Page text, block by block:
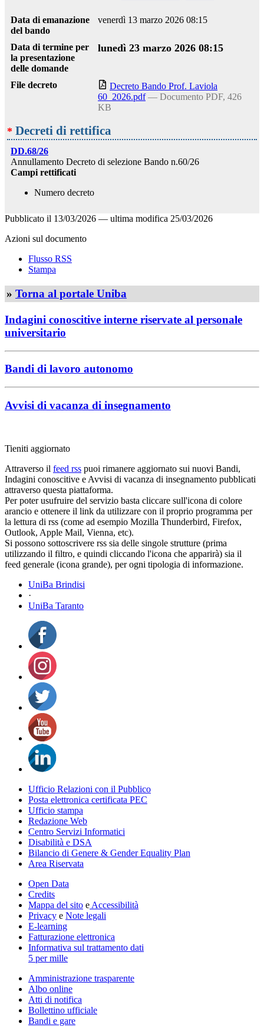
Data di emanazione
del bando
venerdì 13 marzo 2026 08:15
Data di termine per
la presentazione
delle domande
lunedì 23 marzo 2026 08:15
File decreto
Decreto Bando Prof. Laviola
60_2026.pdf — Documento PDF, 426
KB
* Decreti di rettifica
DD.68/26
Annullamento Decreto di selezione Bando n.60/26
Campi rettificati
Numero decreto
Pubblicato il 13/03/2026 — ultima modifica 25/03/2026
Azioni sul documento
Flusso RSS
Stampa
» Torna al portale Uniba
Indagini conoscitive interne riservate al personale
universitario
Bandi di lavoro autonomo
Avvisi di vacanza di insegnamento
Tieniti aggiornato
Attraverso il feed rss puoi rimanere aggiornato sui nuovi Bandi,
Indagini conoscitive e Avvisi di vacanza di insegnamento pubblicati
attraverso questa piattaforma.
Per poter usufruire del servizio basta cliccare sull'icona di colore
arancio e ottenere il link da utilizzare con il proprio programma per
la lettura di rss (come ad esempio Mozilla Thunderbird, Firefox,
Outlook, Apple Mail, Vienna, etc).
Si possono sottoscrivere rss sia delle singole strutture (prima
utilizzando il filtro, e quindi cliccando l'icona che apparirà) sia il
feed generale (icona grande), per ogni tipologia di informazione.
UniBa Brindisi
·
UniBa Taranto
Ufficio Relazioni con il Pubblico
Posta elettronica certificata PEC
Ufficio stampa
Redazione Web
Centro Servizi Informatici
Disabilità e DSA
Bilancio di Genere & Gender Equality Plan
Area Riservata
Open Data
Credits
Mappa del sito e Accessibilità
Privacy e Note legali
E-learning
Fatturazione elettronica
Informativa sul trattamento dati
5 per mille
Amministrazione trasparente
Albo online
Atti di notifica
Bollettino ufficiale
Bandi e gare